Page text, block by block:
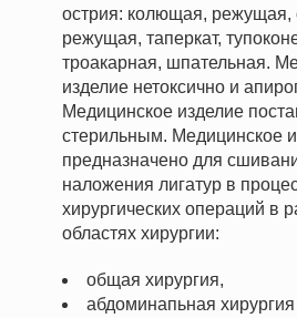
острия: колющая, режущая,
режущая, таперкат,
троакарная, шпательная.
изделие нетоксично и
Медицинское изделие
стерильным. Медицинское
предназначено для
наложения лигатур в
хирургических операций в
областях хирургии:
общая хирургия,
абдоминапьная